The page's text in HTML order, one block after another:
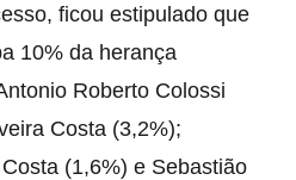
ficou estipulado que
10% da herança
Roberto Colossi
Costa (3,2%);
(1,6%) e Sebastião